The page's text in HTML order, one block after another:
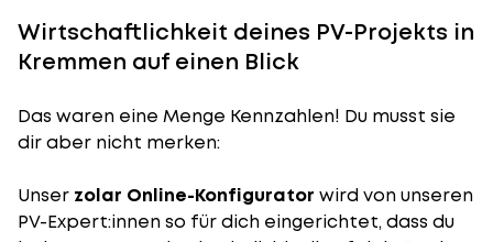
Wirtschaftlichkeit deines PV-Projekts in
Kremmen auf einen Blick
Das waren eine Menge Kennzahlen! Du musst sie
dir aber nicht merken:
Unser zolar Online-Konfigurator wird von unseren
PV-Expert:innen so für dich eingerichtet, dass du